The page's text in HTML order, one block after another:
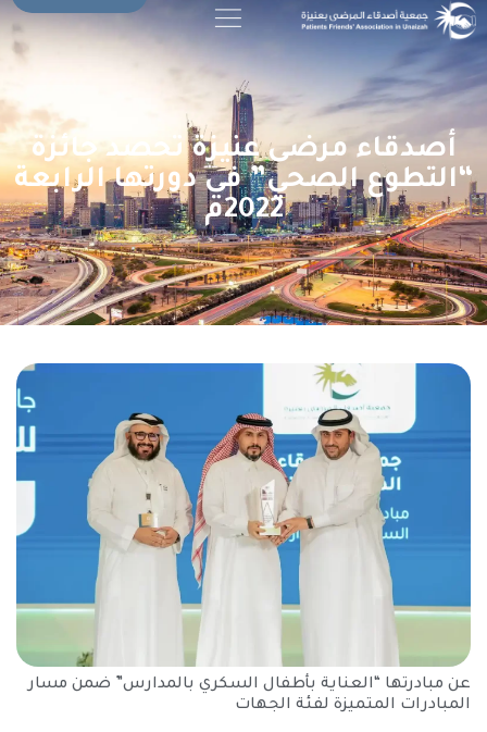
أصدقاء مرضى عنيزة تحصد جائزة
“التطوع الصحي” في دورتها الرابعة
2022م
عن مبادرتها “العناية بأطفال السكري بالمدارس” ضمن مسار
المبادرات المتميزة لفئة الجهات